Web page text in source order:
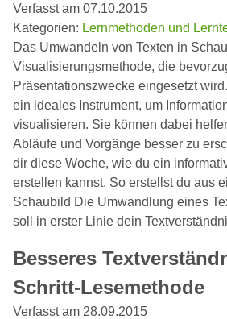
Verfasst am 07.10.2015
Kategorien: Lernmethoden und
Das Umwandeln von Texten in
Visualisierungsmethode, die
Präsentationszwecke eingesetzt
ein ideales Instrument, um
visualisieren. Sie können dabei
Abläufe und Vorgänge besser zu
dir diese Woche, wie du ein
erstellen kannst. So erstellst du aus
Schaubild Die Umwandlung eines
soll in erster Linie dein
Besseres
Schritt-Lesemethode
Verfasst am 28.09.2015